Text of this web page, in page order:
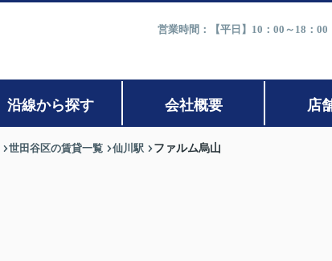
営業時間：【平日】10：00～18：
沿線から探す 会社概要 店
世田谷区の賃貸一覧 仙川駅 ファルム烏山